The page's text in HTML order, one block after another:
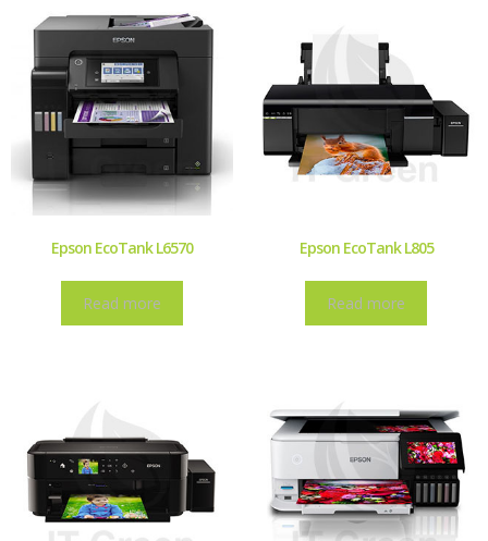
Epson EcoTank L6570
Read more
Epson EcoTank L805
Read more